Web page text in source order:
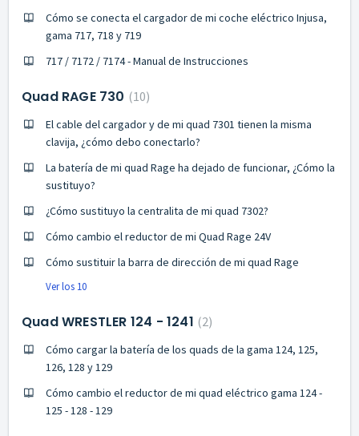
Cómo se conecta el cargador de mi coche eléctrico Injusa,
gama 717, 718 y 719
717 / 7172 / 7174 - Manual de Instrucciones
Quad RAGE 730 10
El cable del cargador y de mi quad 7301 tienen la misma
clavija, ¿cómo debo conectarlo?
La batería de mi quad Rage ha dejado de funcionar, ¿Cómo la
sustituyo?
¿Cómo sustituyo la centralita de mi quad 7302?
Cómo cambio el reductor de mi Quad Rage 24V
Cómo sustituir la barra de dirección de mi quad Rage
Ver los 10
Quad WRESTLER 124 - 1241 2
Cómo cargar la batería de los quads de la gama 124, 125,
126, 128 y 129
Cómo cambio el reductor de mi quad eléctrico gama 124 -
125 - 128 - 129